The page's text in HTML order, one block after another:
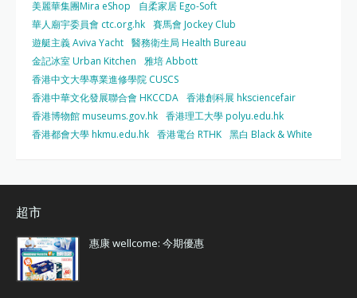
美麗華集團Mira eShop
自柔家居 Ego-Soft
華人廟宇委員會 ctc.org.hk 賽馬會 Jockey Club
遊艇主義 Aviva Yacht 醫務衛生局 Health Bureau
金記冰室 Urban Kitchen
雅培 Abbott
香港中文大學專業進修學院 CUSCS
香港中華文化發展聯合會 HKCCDA 香港創科展 hksciencefair
香港博物館 museums.gov.hk 香港理工大學 polyu.edu.hk
香港都會大學 hkmu.edu.hk 香港電台 RTHK 黑白 Black & White
超市
惠康 wellcome: 今期優惠